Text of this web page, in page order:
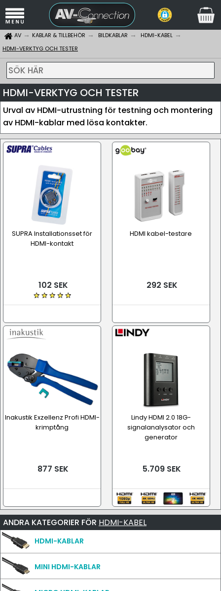
AV KABLAR & TILLBEHÖR BILDKABLAR
HDMI-KABEL
HDMI-VERKTYG OCH TESTER
SÖK HÄR
HDMI-VERKTYG OCH TESTER
Urval av HDMI-utrustning för testning och montering
av HDMI-kablar med lösa kontakter.
SUPRA Installationsset för
HDMI-kontakt
102 SEK
HDMI kabel-testare
292 SEK
Inakustik Exzellenz Profi HDMI-
krimptång
877 SEK
Lindy HDMI 2.0 18G-
signalanalysator och
generator
5.709 SEK
ANDRA KATEGORIER FÖR HDMI-KABEL
HDMI-KABLAR
MINI HDMI-KABLAR